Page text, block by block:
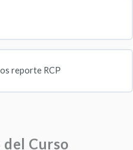
reporte RCP
Curso